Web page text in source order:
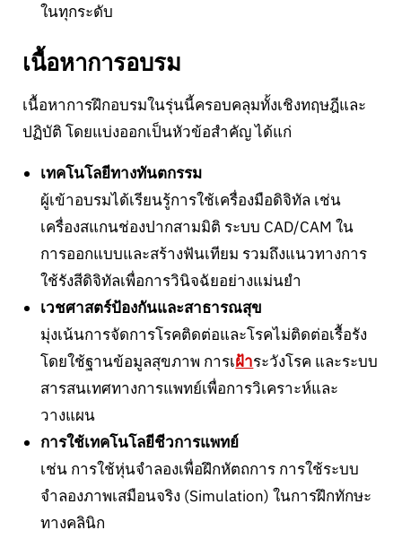
ในทุกระดับ
เนื้อหาการอบรม
เนื้อหาการฝึกอบรมในรุ่นนี้ครอบคลุมทั้งเชิงทฤษฎีและ
ปฏิบัติ โดยแบ่งออกเป็นหัวข้อสำคัญ ได้แก่
เทคโนโลยีทางทันตกรรม
ผู้เข้าอบรมได้เรียนรู้การใช้เครื่องมือดิจิทัล เช่น
เครื่องสแกนช่องปากสามมิติ ระบบ CAD/CAM ใน
การออกแบบและสร้างฟันเทียม รวมถึงแนวทางการ
ใช้รังสีดิจิทัลเพื่อการวินิจฉัยอย่างแม่นยำ
เวชศาสตร์ป้องกันและสาธารณสุข
มุ่งเน้นการจัดการโรคติดต่อและโรคไม่ติดต่อเรื้อรัง
โดยใช้ฐานข้อมูลสุขภาพ การเฝ้าระวังโรค และระบบ
สารสนเทศทางการแพทย์เพื่อการวิเคราะห์และ
วางแผน
การใช้เทคโนโลยีชีวการแพทย์
เช่น การใช้หุ่นจำลองเพื่อฝึกหัตถการ การใช้ระบบ
จำลองภาพเสมือนจริง (Simulation) ในการฝึกทักษะ
ทางคลินิก